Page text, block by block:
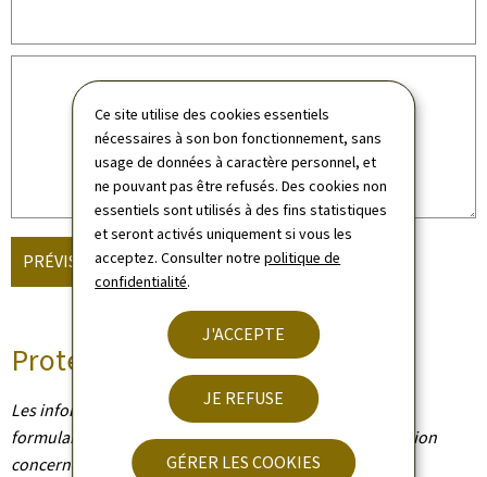
Ce site utilise des cookies essentiels
nécessaires à son bon fonctionnement, sans
usage de données à caractère personnel, et
ne pouvant pas être refusés. Des cookies non
essentiels sont utilisés à des fins statistiques
et seront activés uniquement si vous les
acceptez. Consulter notrepolitique de
confidentialité.
J'ACCEPTE
JE REFUSE
GÉRER LES COOKIES
PRÉVISUALISER PUIS ENVOYER
Protection des données
Les informations qui vous concernent recueillies sur ce
formulaire font l’objet d’un traitement par l’administration
concernée afin de mener à bien votre demande.